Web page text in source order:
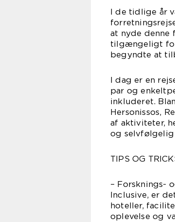
I de tidlige år
at nyde
tilgængeligt
begyndte at
I dag er en
par og
inkluderet.
Hersonissos,
af aktiviteter,
og selvfølgelig
TIPS OG
– Forsknings-
Inclusive, er
hoteller,
oplevelse og